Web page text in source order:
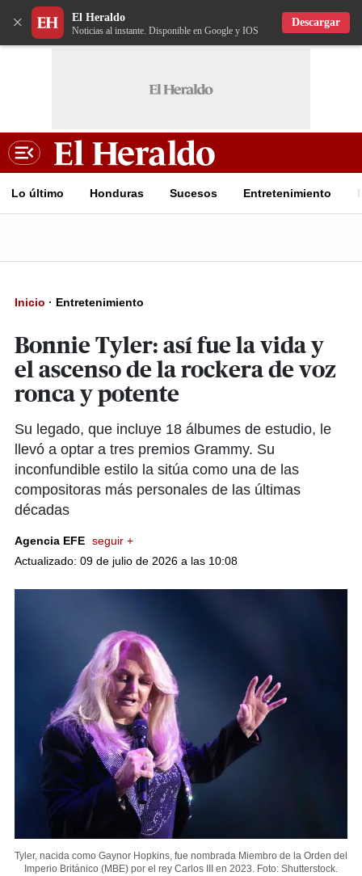
× El Heraldo
Noticias al instante. Disponible en Google y IOS
Descargar
Lo último Honduras Sucesos Entretenimiento
Inicio · Entretenimiento
Bonnie Tyler: así fue la vida y
el ascenso de la rockera de voz
ronca y potente
Su legado, que incluye 18 álbumes de estudio, le
llevó a optar a tres premios Grammy. Su
inconfundible estilo la sitúa como una de las
compositoras más personales de las últimas
décadas
Agencia EFE seguir +
Actualizado: 09 de julio de 2026 a las 10:08
Tyler, nacida como Gaynor Hopkins, fue nombrada Miembro de la Orden del
Imperio Británico (MBE) por el rey Carlos III en 2023. Foto: Shutterstock.